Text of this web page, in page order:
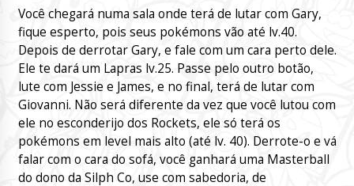
Você chegará numa sala onde terá de lutar com Gary,
fique esperto, pois seus pokémons vão até lv.40.
Depois de derrotar Gary, e fale com um cara perto dele.
Ele te dará um Lapras lv.25. Passe pelo outro botão,
lute com Jessie e James, e no final, terá de lutar com
Giovanni. Não será diferente da vez que você lutou com
ele no esconderijo dos Rockets, ele só terá os
pokémons em level mais alto (até lv. 40). Derrote-o e vá
falar com o cara do sofá, você ganhará uma Masterball
do dono da Silph Co, use com sabedoria, de